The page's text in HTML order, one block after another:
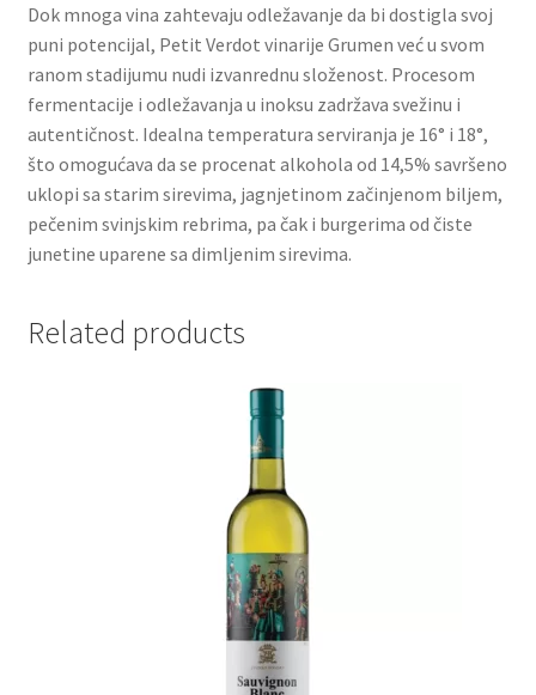
My account
Naši partneri
Newsletter
Partners
Premium čokolada
Dok mnoga vina zahtevaju odležavanje da bi dostigla svoj
puni potencijal, Petit Verdot vinarije Grumen već u svom
ranom stadijumu nudi izvanrednu složenost. Procesom
fermentacije i odležavanja u inoksu zadržava svežinu i
autentičnost. Idealna temperatura serviranja je 16° i 18°,
što omogućava da se procenat alkohola od 14,5% savršeno
uklopi sa starim sirevima, jagnjetinom začinjenom biljem,
pečenim svinjskim rebrima, pa čak i burgerima od čiste
junetine uparene sa dimljenim sirevima.
Related products